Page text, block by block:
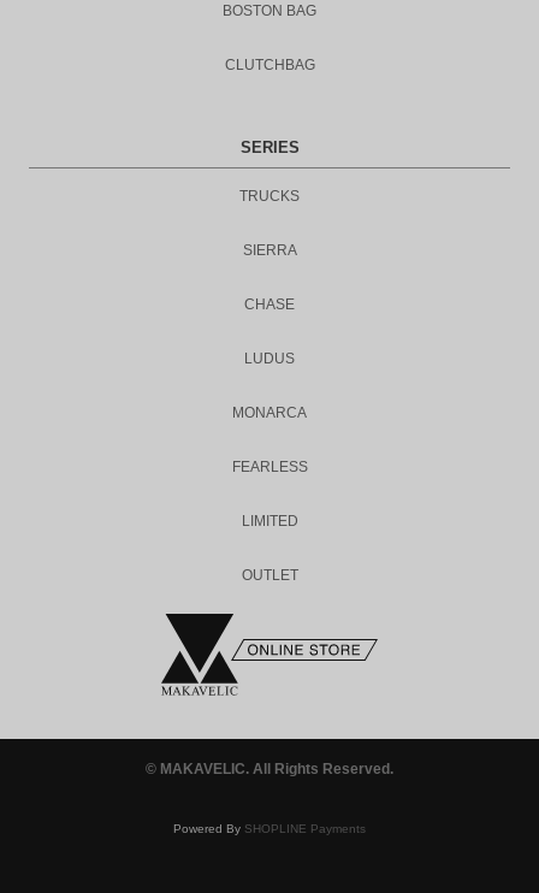
BOSTON BAG
CLUTCHBAG
SERIES
TRUCKS
SIERRA
CHASE
LUDUS
MONARCA
FEARLESS
LIMITED
OUTLET
© MAKAVELIC. All Rights Reserved.
Powered By SHOPLINE Payments